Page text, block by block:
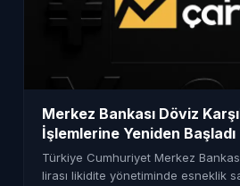
Merkez Bankası Döviz
İşlemlerine Yeniden Başladı
Türkiye Cumhuriyet Merkez
lirası likidite yönetiminde esneklik